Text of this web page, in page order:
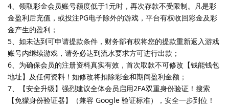
4、领取彩金会员账号额度低于1元时，再次存款不受限制。凡是彩
金盈利后充值，或投注PG电子除外的游戏，平台有权收回彩金及彩
金产生的盈利；
5、如未达到可申请提款条件，财务部有权将您的提款重新返入游戏
账号内继续游戏，请务必达到流水要求方可进行出款；
6、为确保会员的注册资料真实有效，首次取款不可修改【钱能钱包
地址】及任何资料！如修改将扣除彩金和期间盈利金额；
7、【安全升级】强烈建议全体会员启用2FA双重身份验证！搜索
【免獴身份验证器】（兼容 Google 验证标准），安全一步到位！